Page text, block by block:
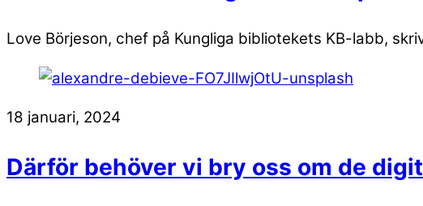
Love Börjeson, chef på Kungliga bibliotekets KB-labb,
18 januari, 2024
Därför behöver vi bry oss om de